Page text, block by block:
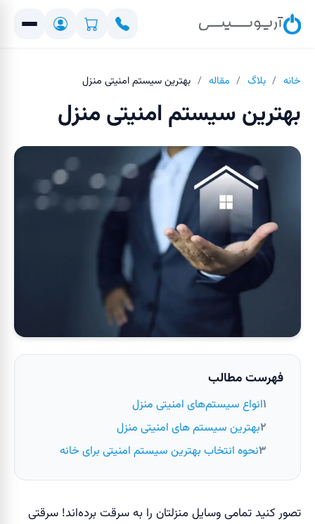
خانه / بلاگ / مقاله / بهترین سیستم امنیتی منزل
بهترین سیستم امنیتی منزل
فهرست مطالب
انواع سیستم‌های امنیتی منزل
بهترین سیستم های امنیتی منزل
نحوه انتخاب بهترین سیستم امنیتی برای خانه
تصور کنید تمامی وسایل منزلتان را به سرقت برده‌اند! سرقتی